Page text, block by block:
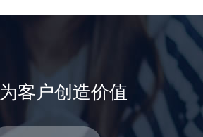
客户创造价值